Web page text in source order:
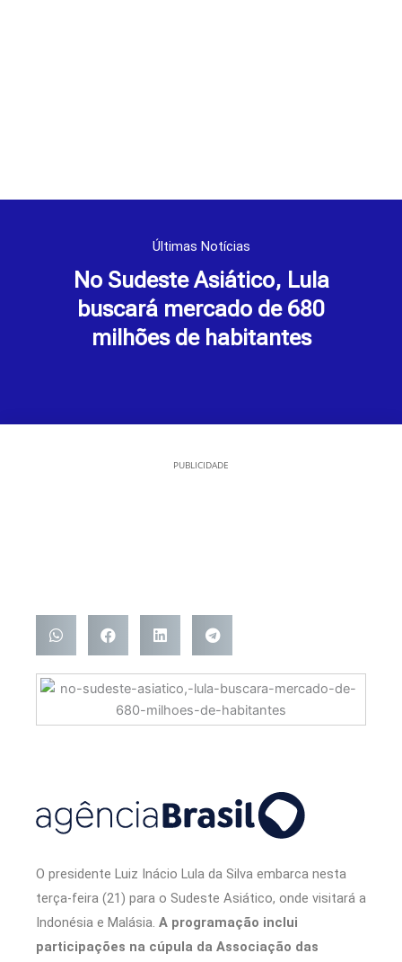
Últimas Notícias
No Sudeste Asiático, Lula
buscará mercado de 680
milhões de habitantes
PUBLICIDADE
O presidente Luiz Inácio Lula da Silva embarca nesta
terça-feira (21) para o Sudeste Asiático, onde visitará a
Indonésia e Malásia. A programação inclui
participações na cúpula da Associação das